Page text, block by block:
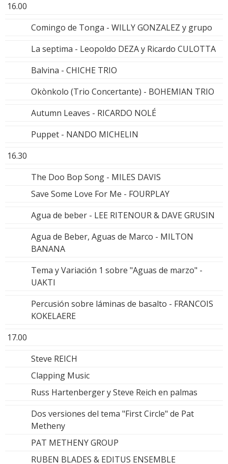
16.00
Comingo de Tonga - WILLY GONZALEZ y grupo
La septima - Leopoldo DEZA y Ricardo CULOTTA
Balvina - CHICHE TRIO
Okònkolo (Trio Concertante) - BOHEMIAN TRIO
Autumn Leaves - RICARDO NOLÉ
Puppet - NANDO MICHELIN
16.30
The Doo Bop Song - MILES DAVIS
Save Some Love For Me - FOURPLAY
Agua de beber - LEE RITENOUR & DAVE GRUSIN
Agua de Beber, Aguas de Marco - MILTON
BANANA
Tema y Variación 1 sobre "Aguas de marzo" -
UAKTI
Percusión sobre láminas de basalto - FRANCOIS
KOKELAERE
17.00
Steve REICH
Clapping Music
Russ Hartenberger y Steve Reich en palmas
Dos versiones del tema "First Circle" de Pat
Metheny
PAT METHENY GROUP
RUBEN BLADES & EDITUS ENSEMBLE